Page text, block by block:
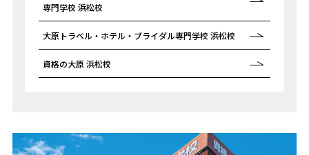
専門学校 浜松校
大原トラベル・ホテル・ブライダル専門学校 浜松校
資格の大原 浜松校